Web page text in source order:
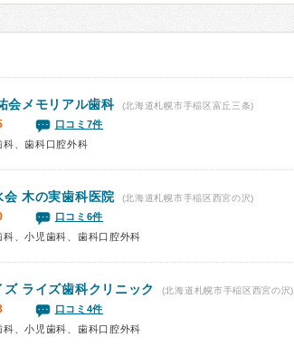
会メモリアル歯科 (北海道札幌市手稲区富丘三条)
口コミ7件
、歯科口腔外科
会 木の実歯科医院 (北海道札幌市手稲区西宮の沢)
口コミ6件
、小児歯科、歯科口腔外科
ズ ライズ歯科クリニック (北海道札幌市手稲区西宮の沢)
口コミ4件
、小児歯科、歯科口腔外科